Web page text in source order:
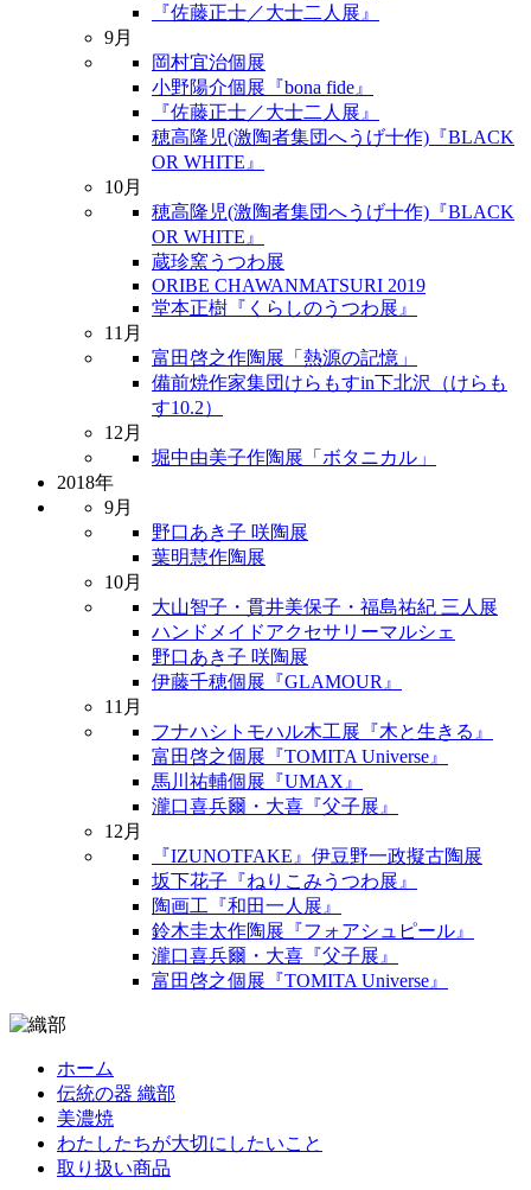
『佐藤正士／大士二人展』
9月
岡村宜治個展
小野陽介個展『bona fide』
『佐藤正士／大士二人展』
穂高隆児(激陶者集団へうげ十作)『BLACK
OR WHITE』
10月
穂高隆児(激陶者集団へうげ十作)『BLACK
OR WHITE』
蔵珍窯うつわ展
ORIBE CHAWANMATSURI 2019
堂本正樹『くらしのうつわ展』
11月
富田啓之作陶展「熱源の記憶」
備前焼作家集団けらもすin下北沢（けらも
す10.2）
12月
堀中由美子作陶展「ボタニカル」
2018年
9月
野口あき子 咲陶展
葉明慧作陶展
10月
大山智子・貫井美保子・福島祐紀 三人展
ハンドメイドアクセサリーマルシェ
野口あき子 咲陶展
伊藤千穂個展『GLAMOUR』
11月
フナハシトモハル木工展『木と生きる』
富田啓之個展『TOMITA Universe』
馬川祐輔個展『UMAX』
瀧口喜兵爾・大喜『父子展』
12月
『IZUNOTFAKE』伊豆野一政擬古陶展
坂下花子『ねりこみうつわ展』
陶画工『和田一人展』
鈴木圭太作陶展『フォアシュピール』
瀧口喜兵爾・大喜『父子展』
富田啓之個展『TOMITA Universe』
ホーム
伝統の器 織部
美濃焼
わたしたちが大切にしたいこと
取り扱い商品